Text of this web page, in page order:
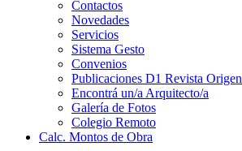
Contactos
Novedades
Servicios
Sistema Gesto
Convenios
Publicaciones D1 Revista Origen
Encontrá un/a Arquitecto/a
Galería de Fotos
Colegio Remoto
Calc. Montos de Obra